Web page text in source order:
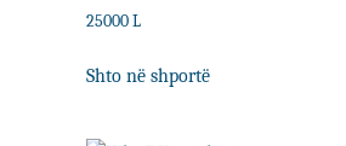
25000 L
Shto në shportë